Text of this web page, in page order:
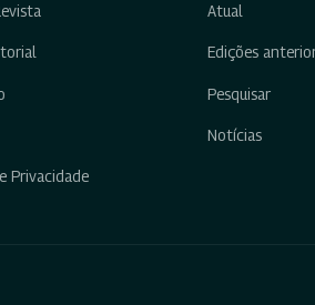
Privacidade
Atual
Edições
Pesquisar
Notícias